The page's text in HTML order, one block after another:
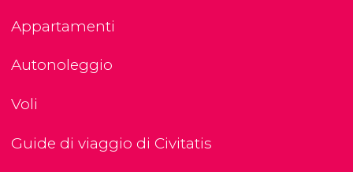
Appartamenti
Autonoleggio
Voli
Guide di viaggio di Civitatis